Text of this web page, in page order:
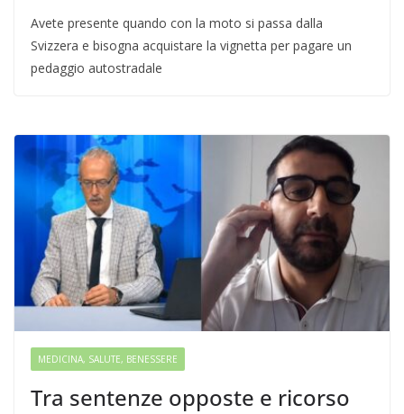
Avete presente quando con la moto si passa dalla
Svizzera e bisogna acquistare la vignetta per pagare un
pedaggio autostradale
MEDICINA, SALUTE, BENESSERE
Tra sentenze opposte e ricorso